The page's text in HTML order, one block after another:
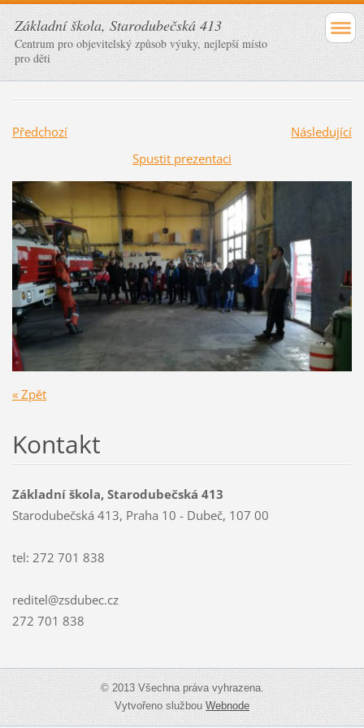
Základní škola, Starodubečská 413
Centrum pro objevitelský způsob výuky, nejlepší místo
pro děti
Předchozí
Následující
Spustit prezentaci
« Zpět
Kontakt
Základní škola, Starodubečská 413
Starodubečská 413, Praha 10 - Dubeč, 107 00
tel: 272 701 838
reditel@zsdubec.cz
272 701 838
© 2013 Všechna práva vyhrazena.
Vytvořeno službouWebnode